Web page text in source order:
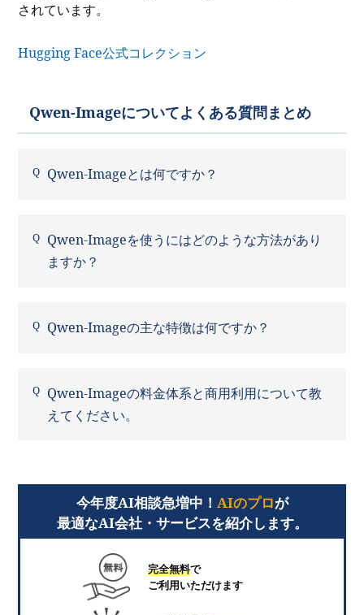
されています。
Hugging Face公式コレクション
Qwen-Imageについてよくある質問まとめ
Qwen-Imageとは何ですか？
Qwen-Imageを使うにはどのような方法があり
ますか？
Qwen-Imageの主な特徴は何ですか？
Qwen-Imageの料金体系と商用利用について教
えてください。
今年度AI相談急増中！ AIのプロが
最適なAI会社・サービスを紹介します。
完全無料で
ご利用いただけます